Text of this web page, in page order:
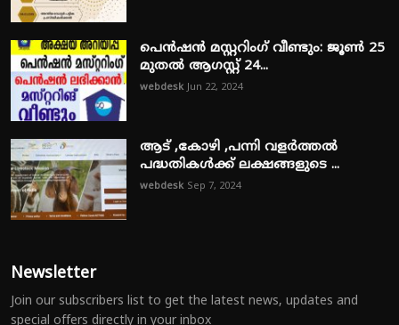
പെൻഷൻ മസ്റ്ററിംഗ് വീണ്ടും: ജൂൺ 25
മുതൽ ആഗസ്റ്റ് 24...
webdesk Jun 22, 2024
ആട് ,കോഴി ,പന്നി വളർത്തൽ
പദ്ധതികൾക്ക് ലക്ഷങ്ങളുടെ ...
webdesk Sep 7, 2024
Newsletter
Join our subscribers list to get the latest news, updates and
special offers directly in your inbox